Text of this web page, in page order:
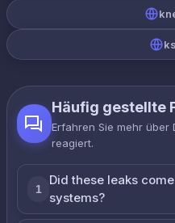
Häufig gestellte
Erfahren Sie mehr
reagiert.
1
Did these leaks
systems?